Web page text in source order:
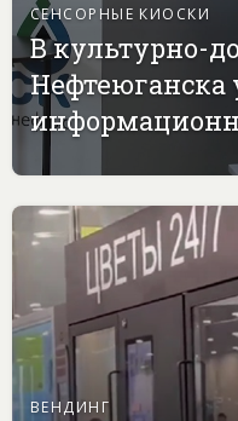
СЕНСОРНЫЕ КИОСКИ
В культурно-
Нефтеюганска
ВЕНДИНГ